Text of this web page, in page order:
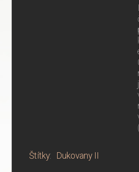
Štítky: Dukovany II